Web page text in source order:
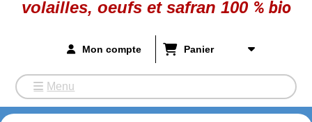
volailles, oeufs et safran 100 % bio
Mon compte Panier
Menu